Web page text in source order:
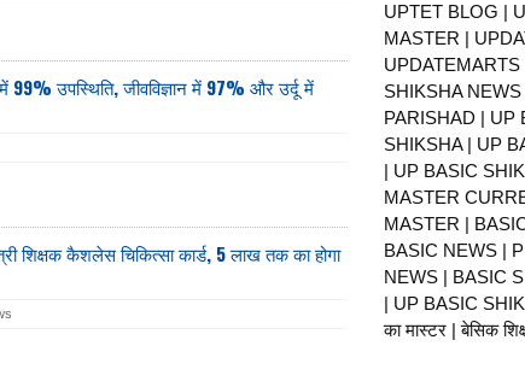
उपस्थिति, जीवविज्ञान में 97% और उर्दू में
शिक्षक कैशलेस चिकित्सा कार्ड, 5 लाख तक का होगा
UPTET BLOG |
MASTER |
SHIKSHA
PARISHAD | UP
SHIKSHA | UP
| UP BASIC
MASTER
MASTER |
BASIC NEWS |
NEWS | BASIC
| UP BASIC
का मास्टर | बेसिक